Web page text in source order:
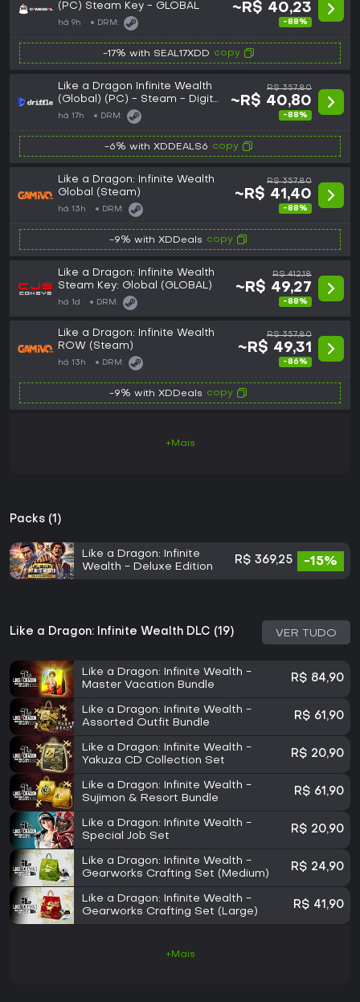
(PC) Steam Key - GLOBAL
há 9h DRM:
~R$ 40,23
-88%
-17% with SEAL17XDD copy
Like a Dragon Infinite Wealth
(Global) (PC) - Steam - Digital
Key
há 17h DRM:
R$ 357,80
~R$ 40,80
-88%
-6% with XDDEALS6 copy
Like a Dragon: Infinite Wealth
Global (Steam)
há 13h DRM:
R$ 357,80
~R$ 41,40
-88%
-9% with XDDeals copy
Like a Dragon: Infinite Wealth
Steam Key: Global (GLOBAL)
há 1d DRM:
R$ 412,18
~R$ 49,27
-88%
Like a Dragon: Infinite Wealth
ROW (Steam)
há 13h DRM:
R$ 357,80
~R$ 49,31
-86%
-9% with XDDeals copy
+Mais
Packs (1)
Like a Dragon: Infinite
Wealth - Deluxe Edition
R$ 369,25 -15%
Like a Dragon: Infinite Wealth DLC (19) VER TUDO
Like a Dragon: Infinite Wealth -
Master Vacation Bundle
R$ 84,90
Like a Dragon: Infinite Wealth -
Assorted Outfit Bundle
R$ 61,90
Like a Dragon: Infinite Wealth -
Yakuza CD Collection Set
R$ 20,90
Like a Dragon: Infinite Wealth -
Sujimon & Resort Bundle
R$ 61,90
Like a Dragon: Infinite Wealth -
Special Job Set
R$ 20,90
Like a Dragon: Infinite Wealth -
Gearworks Crafting Set (Medium)
R$ 24,90
Like a Dragon: Infinite Wealth -
Gearworks Crafting Set (Large)
R$ 41,90
+Mais